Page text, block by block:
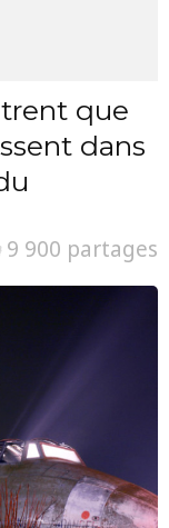
que
dans
9 900 partages